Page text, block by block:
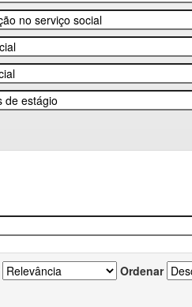
Ordenar